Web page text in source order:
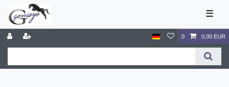
☰
0 0,00 EUR